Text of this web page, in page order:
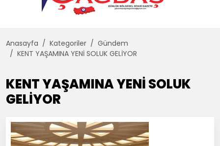
Anasayfa Kategoriler
Gündem
KENT YAŞAMINA YENİ SOLUK GELİYOR
KENT YAŞAMINA YENİ SOLUK
GELİYOR